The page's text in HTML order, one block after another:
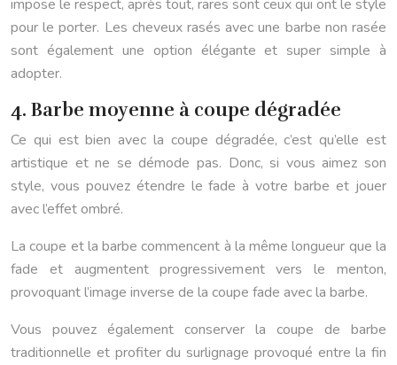
impose le respect, après tout, rares sont ceux qui ont le style
pour le porter. Les cheveux rasés avec une barbe non rasée
sont également une option élégante et super simple à
adopter.
4. Barbe moyenne à coupe dégradée
Ce qui est bien avec la coupe dégradée, c’est qu’elle est
artistique et ne se démode pas. Donc, si vous aimez son
style, vous pouvez étendre le fade à votre barbe et jouer
avec l’effet ombré.
La coupe et la barbe commencent à la même longueur que la
fade et augmentent progressivement vers le menton,
provoquant l’image inverse de la coupe fade avec la barbe.
Vous pouvez également conserver la coupe de barbe
traditionnelle et profiter du surlignage provoqué entre la fin